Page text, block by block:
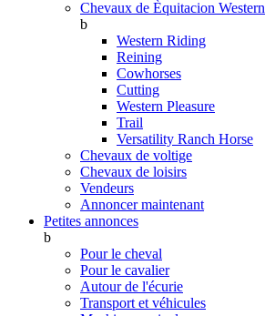
Chevaux de Èquitacion Western
b
Western Riding
Reining
Cowhorses
Cutting
Western Pleasure
Trail
Versatility Ranch Horse
Chevaux de voltige
Chevaux de loisirs
Vendeurs
Annoncer maintenant
Petites annonces
b
Pour le cheval
Pour le cavalier
Autour de l'écurie
Transport et véhicules